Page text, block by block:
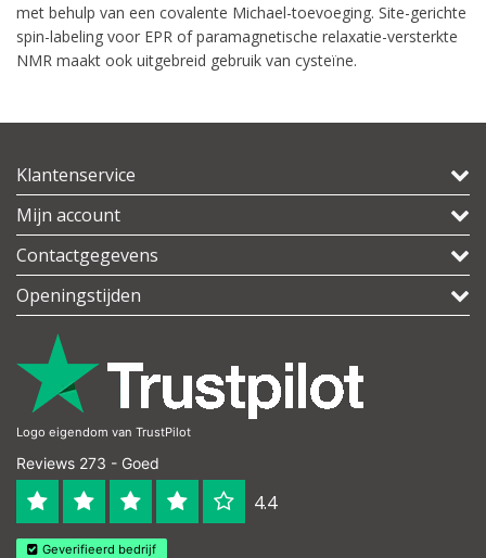
met behulp van een covalente Michael-toevoeging. Site-gerichte
spin-labeling voor EPR of paramagnetische relaxatie-versterkte
NMR maakt ook uitgebreid gebruik van cysteïne.
Klantenservice
Mijn account
Contactgegevens
Openingstijden
Logo eigendom van TrustPilot
Reviews 273 - Goed
4.4
Geverifieerd bedrijf